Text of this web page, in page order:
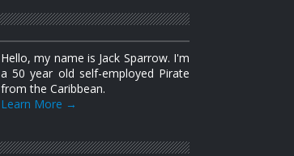
Hello, my name is Jack Sparrow. I'm
a 50 year old self-employed Pirate
from the Caribbean.
Learn More →